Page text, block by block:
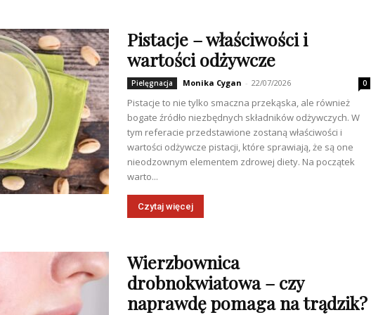
Pistacje – właściwości i
wartości odżywcze
Pielęgnacja Monika Cygan - 22/07/2026 0
Pistacje to nie tylko smaczna przekąska, ale również
bogate źródło niezbędnych składników odżywczych. W
tym referacie przedstawione zostaną właściwości i
wartości odżywcze pistacji, które sprawiają, że są one
nieodzownym elementem zdrowej diety. Na początek
warto...
Czytaj więcej
Wierzbownica
drobnokwiatowa – czy
naprawdę pomaga na trądzik?